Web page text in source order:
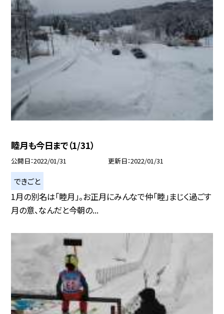
睦月も今日まで（1/31）
公開日 2022/01/31 更新日 2022/01/31
できごと
1月の別名は「睦月」。お正月にみんなで仲「睦」まじく過ごす
月の意、なんだと今朝の...